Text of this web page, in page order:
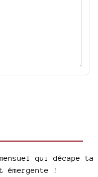
qui décape ta
émergente !